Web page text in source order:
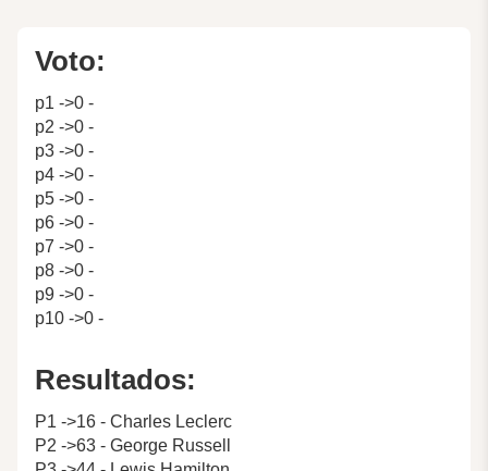
Voto:
p1 ->0 -
p2 ->0 -
p3 ->0 -
p4 ->0 -
p5 ->0 -
p6 ->0 -
p7 ->0 -
p8 ->0 -
p9 ->0 -
p10 ->0 -
Resultados:
P1 ->16 - Charles Leclerc
P2 ->63 - George Russell